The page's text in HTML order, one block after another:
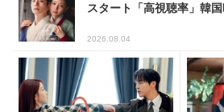
スタート「高視聴率」韓
2026.08.04